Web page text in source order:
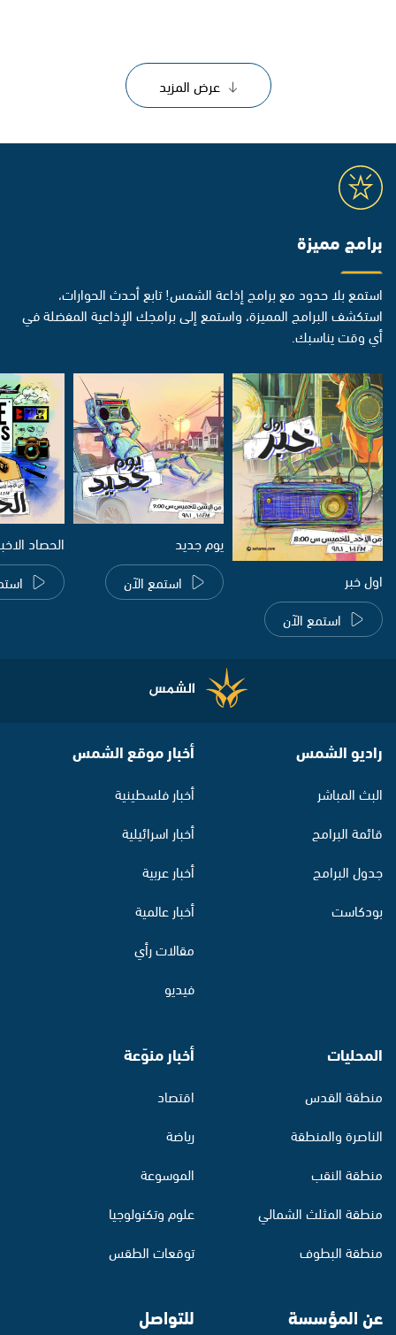
عرض المزيد
برامج مميزة
استمع بلا حدود مع برامج إذاعة الشمس! تابع أحدث الحوارات،
استكشف البرامج المميزة، واستمع إلى برامجك الإذاعية المفضلة في
أي وقت يناسبك.
اول خبر
استمع الآن
يوم جديد
استمع الآن
الحصاد
راديو الشمس
البث المباشر
قائمة البرامج
جدول البرامج
بودكاست
أخبار موقع الشمس
أخبار فلسطينية
أخبار اسرائيلية
أخبار عربية
أخبار عالمية
مقالات رأي
فيديو
المحليات
منطقة القدس
الناصرة والمنطقة
منطقة النقب
منطقة المثلث الشمالي
منطقة البطوف
أخبار منوّعة
اقتصاد
رياضة
الموسوعة
علوم وتكنولوجيا
توقعات الطقس
عن المؤسسة للتواصل